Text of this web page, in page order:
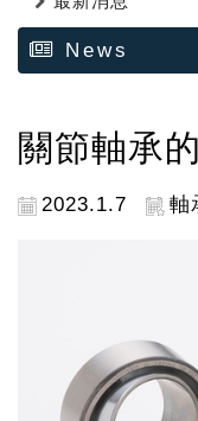
News
關節軸承
2023.1.7 軸